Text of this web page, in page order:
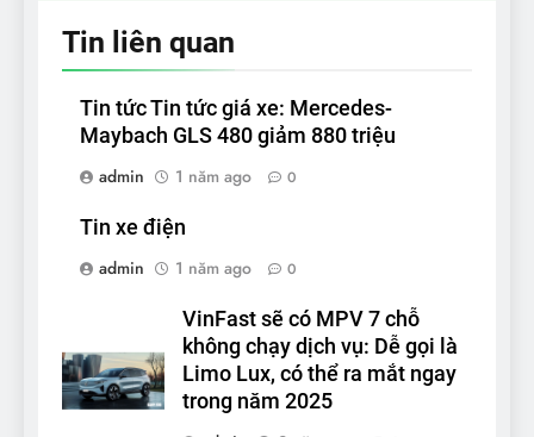
Tin liên quan
Tin tức Tin tức giá xe: Mercedes-
Maybach GLS 480 giảm 880 triệu
admin
1 năm ago 0
Tin xe điện
admin
1 năm ago 0
VinFast sẽ có MPV 7 chỗ
không chạy dịch vụ: Dễ gọi là
Limo Lux, có thể ra mắt ngay
trong năm 2025